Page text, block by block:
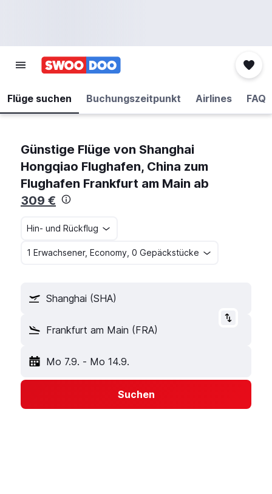
Flüge suchen Buchungszeitpunkt Airlines FAQ
Günstige Flüge von Shanghai
Hongqiao Flughafen, China zum
Flughafen Frankfurt am Main ab
309 €
Hin- und Rückflug
1 Erwachsener, Economy, 0 Gepäckstücke
Shanghai (SHA)
Frankfurt am Main (FRA)
Mo 7.9. - Mo 14.9.
Suchen